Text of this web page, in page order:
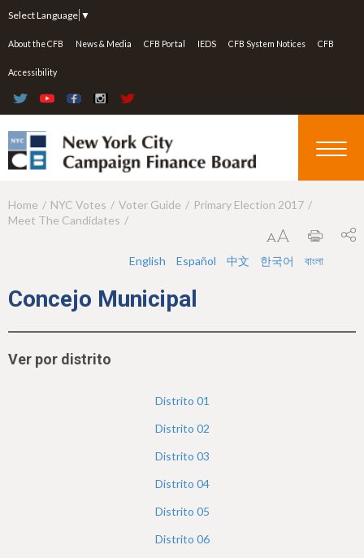
Select Language ▼
About the CFB News & Media CFB Portal IEDS CFB System Notices CFB
Accessibility
Y
a
h
Home NYC Votes Voter Guide
Primary Election 2017
Meet The Candidates
English Español 中文 한국어 বাংলা
Concejo Municipal
Ver por distrito
Distrito 01
Distrito 02
Distrito 03
Distrito 04
Distrito 05
Distrito 06